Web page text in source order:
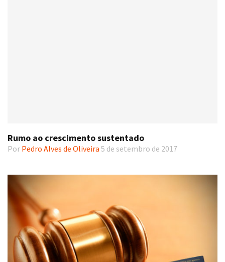
Rumo ao crescimento sustentado
Por Pedro Alves de Oliveira 5 de setembro de 2017